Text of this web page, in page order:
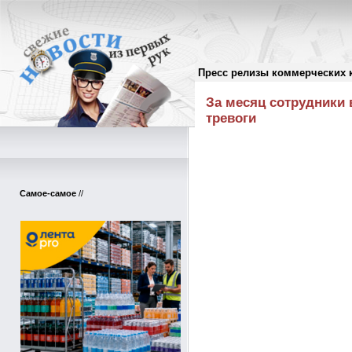
Пресс релизы коммерческих
Самое-самое //
Пресс-релизы//
За месяц
тревоги